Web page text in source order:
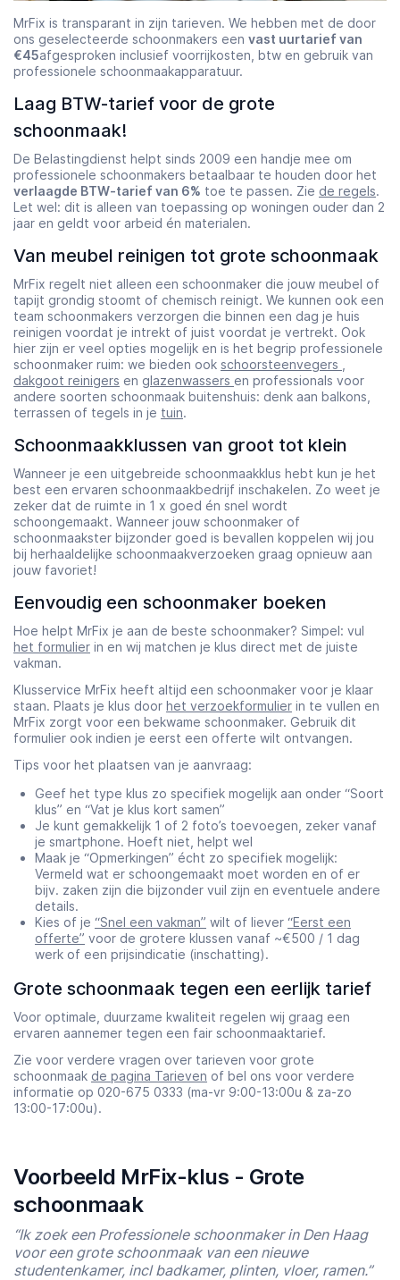
MrFix is transparant in zijn tarieven. We hebben met de door
ons geselecteerde schoonmakers een vast uurtarief van
€45afgesproken inclusief voorrijkosten, btw en gebruik van
professionele schoonmaakapparatuur.
Laag BTW-tarief voor de grote
schoonmaak!
De Belastingdienst helpt sinds 2009 een handje mee om
professionele schoonmakers betaalbaar te houden door het
verlaagde BTW-tarief van 6% toe te passen. Zie de regels.
Let wel: dit is alleen van toepassing op woningen ouder dan 2
jaar en geldt voor arbeid én materialen.
Van meubel reinigen tot grote schoonmaak
MrFix regelt niet alleen een schoonmaker die jouw meubel of
tapijt grondig stoomt of chemisch reinigt. We kunnen ook een
team schoonmakers verzorgen die binnen een dag je huis
reinigen voordat je intrekt of juist voordat je vertrekt. Ook
hier zijn er veel opties mogelijk en is het begrip professionele
schoonmaker ruim: we bieden ook schoorsteenvegers
dakgoot reinigers en glazenwassers en professionals voor
andere soorten schoonmaak buitenshuis: denk aan balkons,
terrassen of tegels in je tuin.
Schoonmaakklussen van groot tot klein
Wanneer je een uitgebreide schoonmaakklus hebt kun je het
best een ervaren schoonmaakbedrijf inschakelen. Zo weet je
zeker dat de ruimte in 1 x goed én snel wordt
schoongemaakt. Wanneer jouw schoonmaker of
schoonmaakster bijzonder goed is bevallen koppelen wij jou
bij herhaaldelijke schoonmaakverzoeken graag opnieuw aan
jouw favoriet!
Eenvoudig een schoonmaker boeken
Hoe helpt MrFix je aan de beste schoonmaker? Simpel: vul
het formulier in en wij matchen je klus direct met de juiste
vakman.
Klusservice MrFix heeft altijd een schoonmaker voor je klaar
staan. Plaats je klus door het verzoekformulier in te vullen en
MrFix zorgt voor een bekwame schoonmaker. Gebruik dit
formulier ook indien je eerst een offerte wilt ontvangen.
Tips voor het plaatsen van je aanvraag:
Geef het type klus zo specifiek mogelijk aan onder “Soort
klus” en “Vat je klus kort samen”
Je kunt gemakkelijk 1 of 2 foto’s toevoegen, zeker vanaf
je smartphone. Hoeft niet, helpt wel
Maak je “Opmerkingen” écht zo specifiek mogelijk:
Vermeld wat er schoongemaakt moet worden en of er
bijv. zaken zijn die bijzonder vuil zijn en eventuele andere
details.
Kies of je “Snel een vakman” wilt of liever “Eerst een
offerte” voor de grotere klussen vanaf ~€500 / 1 dag
werk of een prijsindicatie (inschatting).
Grote schoonmaak tegen een eerlijk tarief
Voor optimale, duurzame kwaliteit regelen wij graag een
ervaren aannemer tegen een fair schoonmaaktarief.
Zie voor verdere vragen over tarieven voor grote
schoonmaak de pagina Tarieven of bel ons voor verdere
informatie op 020-675 0333 (ma-vr 9:00-13:00u & za-zo
13:00-17:00u).
Voorbeeld MrFix-klus - Grote
schoonmaak
“Ik zoek een Professionele schoonmaker in Den Haag
voor een grote schoonmaak van een nieuwe
studentenkamer, incl badkamer, plinten, vloer, ramen.”